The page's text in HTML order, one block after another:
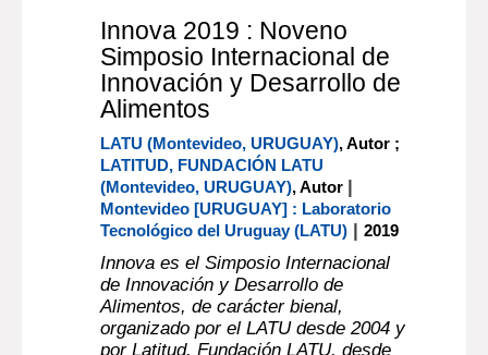
Innova 2019 : Noveno
Simposio Internacional de
Innovación y Desarrollo de
Alimentos
LATU (Montevideo, URUGUAY), Autor ;
LATITUD, FUNDACIÓN LATU
(Montevideo, URUGUAY) , Autor |